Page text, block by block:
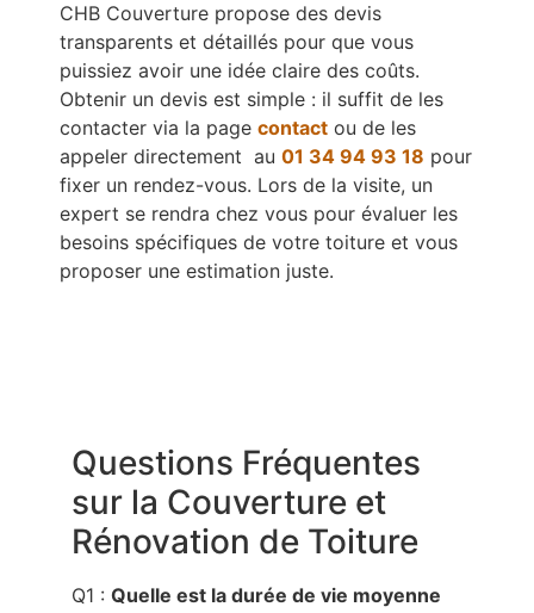
CHB Couverture propose des devis
transparents et détaillés pour que vous
puissiez avoir une idée claire des coûts.
Obtenir un devis est simple : il suffit de les
contacter via la page contact ou de les
appeler directement au 01 34 94 93 18 pour
fixer un rendez-vous. Lors de la visite, un
expert se rendra chez vous pour évaluer les
besoins spécifiques de votre toiture et vous
proposer une estimation juste.
Questions Fréquentes
sur la Couverture et
Rénovation de Toiture
Q1 : Quelle est la durée de vie moyenne